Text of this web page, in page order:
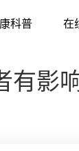
科普 在
有影